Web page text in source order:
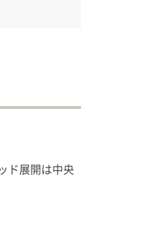
ド展開は中央